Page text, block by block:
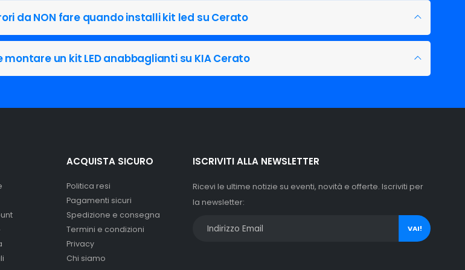
anche in
livelli
appassionati di tuning e puristi dell'illuminazione dal 2005.
da NON fare quando installi kit led su Cerato
montare un kit LED anabbaglianti su KIA Cerato
ACQUISTA SICURO
Politica resi
Pagamenti sicuri
Spedizione e consegna
Termini e condizioni
Privacy
Chi siamo
ISCRIVITI ALLA NEWSLETTER
Ricevi le ultime notizie su eventi, novità e offerte. Iscriviti per
la newsletter:
VAI!